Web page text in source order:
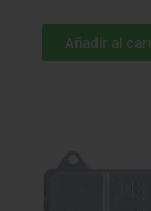
Añadir al